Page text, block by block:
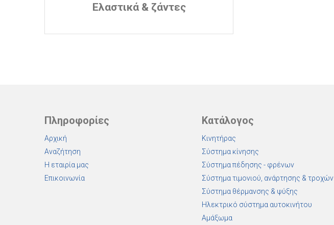
Ελαστικά & ζάντες
Πληροφορίες
Αρχική
Αναζήτηση
Η εταιρία μας
Επικοινωνία
Κατάλογος
Κινητήρας
Σύστημα κίνησης
Σύστημα πέδησης - φρένων
Σύστημα τιμονιού, ανάρτησης & τροχών
Σύστημα θέρμανσης & ψύξης
Ηλεκτρικό σύστημα αυτοκινήτου
Αμάξωμα